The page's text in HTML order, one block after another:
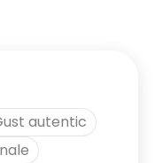
autentic